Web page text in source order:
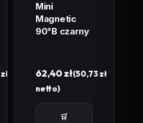
zł
Mini
Magnetic
90°B czarny
62,40 zł(50,73zł
netto)
🛒